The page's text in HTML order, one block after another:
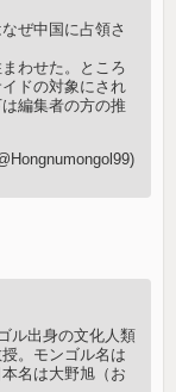
ぜ中国に占領さ
わせた。ところ
ドの対象にされ
編集者の方の推
ル出身の文化人類
。モンゴル名は
名は大野旭（お